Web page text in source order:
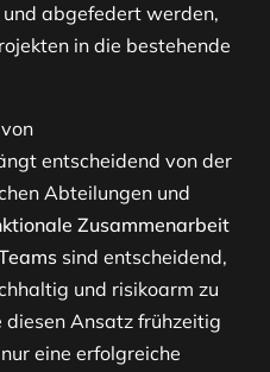
abgefedert werden,
in die bestehende
entscheidend von der
Abteilungen und
Zusammenarbeit
sind entscheidend,
und risikoarm zu
Ansatz frühzeitig
eine erfolgreiche